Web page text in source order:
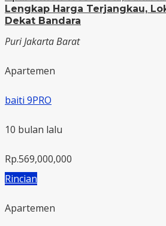
Lengkap Harga Terjangkau,
Dekat Bandara
Puri Jakarta Barat
Apartemen
baiti 9PRO
10 bulan lalu
Rp.569,000,000
Rincian
Apartemen